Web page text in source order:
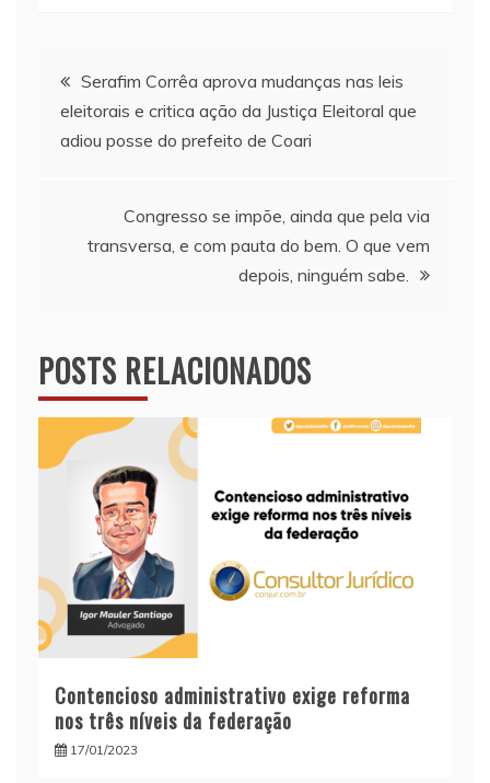
Navegação
de
Serafim Corrêa aprova mudanças nas leis
eleitorais e critica ação da Justiça Eleitoral que
adiou posse do prefeito de Coari
Congresso se impõe, ainda que pela via
transversa, e com pauta do bem. O que vem
depois, ninguém sabe.
POSTS RELACIONADOS
Contencioso administrativo exige reforma
nos três níveis da federação
17/01/2023